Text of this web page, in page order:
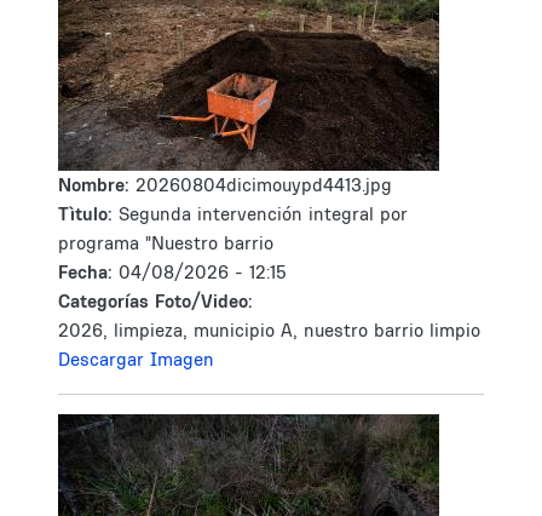
Nombre: 20260804dicimouypd4413.jpg
Tìtulo: Segunda intervención integral por
programa "Nuestro barrio
Fecha: 04/08/2026 - 12:15
Categorías Foto/Video:
2026, limpieza, municipio A, nuestro barrio limpio
Descargar Imagen